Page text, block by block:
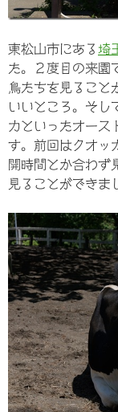
東松山市にある 埼
た。２度目の来園
鳥たちを見ること
いいところ。そし
カといったオース
す。前回はクオッ
開時間とか合わず
見ることができま